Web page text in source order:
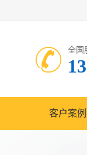
全国
客户案例